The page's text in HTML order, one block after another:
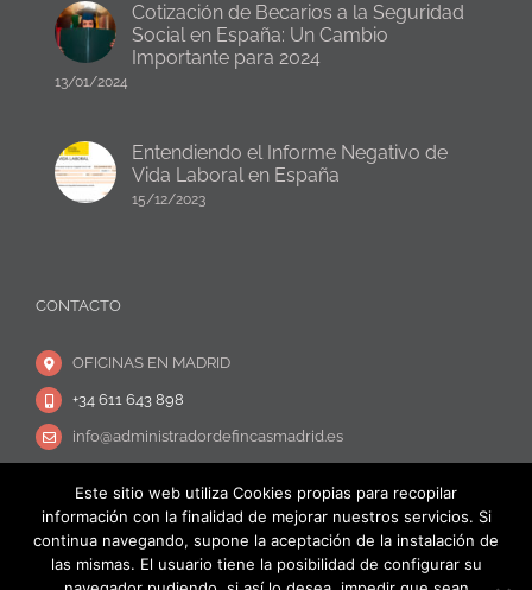
Cotización de Becarios a la Seguridad
Social en España: Un Cambio
Importante para 2024
13/01/2024
Entendiendo el Informe Negativo de
Vida Laboral en España
15/12/2023
CONTACTO
OFICINAS EN MADRID
+34 611 643 898
info@administradordefincasmadrid.es
Este sitio web utiliza Cookies propias para recopilar
información con la finalidad de mejorar nuestros servicios. Si
continua navegando, supone la aceptación de la instalación de
las mismas. El usuario tiene la posibilidad de configurar su